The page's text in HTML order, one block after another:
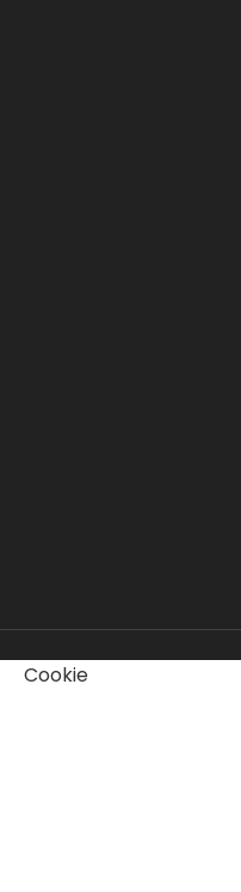
Cookie